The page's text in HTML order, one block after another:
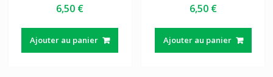
6,50 €
Ajouter au panier
6,50 €
Ajouter au panier